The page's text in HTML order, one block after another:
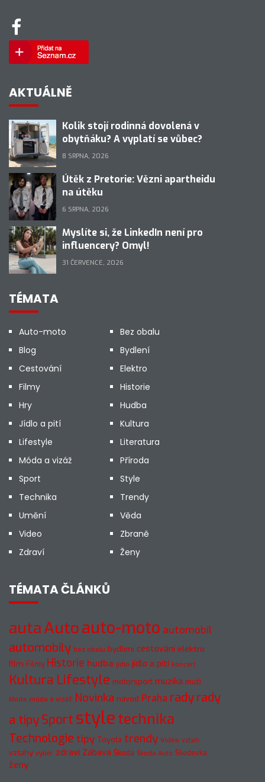
AKTUÁLNĚ
Kolik stojí rodinná dovolená v
obytňáku? A vyplatí se vůbec?
8 SRPNA, 2026
Útěk z Pretorie: Vězni apartheidu
na útěku
6 SRPNA, 2026
Myslíte si, že LinkedIn není pro
influencery? Omyl!
31 ČERVENCE, 2026
TÉMATA
Auto-moto
Bez obalu
Blog
Bydlení
Cestování
Elektro
Filmy
Historie
Hry
Hudba
Jídlo a pití
Kultura
Lifestyle
Literatura
Móda a vizáž
Příroda
Sport
Style
Technika
Trendy
Umění
Věda
Video
Zbraně
Zdraví
Ženy
TÉMATA ČLÁNKŮ
autaAutoauto-moto automobil
automobily bez obalu bydlení cestování elektro
film Filmy Historie hudba jídlo jídlo a pití koncert
Kultura Lifestyle motorsport muzika muži
Móda móda a vizáž Novinka návod Praha radyrady
a tipySport styletechnika
Technologie tipy Toyota trendy Video vztah
vztahy výběr zdraví Zábava Škoda Škoda Auto Škodovka
ženy